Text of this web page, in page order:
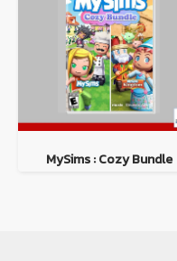
MySims : Cozy Bundle